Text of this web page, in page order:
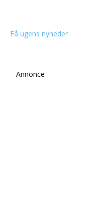
Få ugens nyheder
– Annonce –